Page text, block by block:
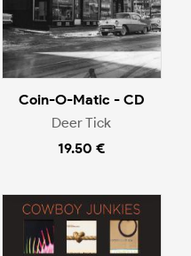
Coin-O-Matic - CD
Deer Tick
19.50 €